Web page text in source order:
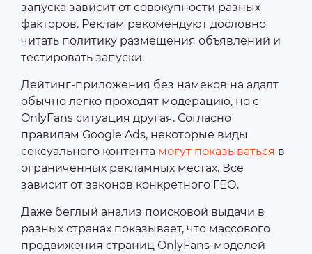
запуска зависит от совокупности разных
факторов. Реклам рекомендуют дословно
читать политику размещения объявлений и
тестировать запуски.
Дейтинг-приложения без намеков на адалт
обычно легко проходят модерацию, но с
OnlyFans ситуация другая. Согласно
правилам Google Ads, некоторые виды
сексуального контента могут показываться в
ограниченных рекламных местах. Все
зависит от законов конкретного ГЕО.
Даже беглый анализ поисковой выдачи в
разных странах показывает, что массового
продвижения страниц OnlyFans-моделей